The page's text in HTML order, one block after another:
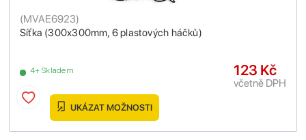
Síťka (300x300mm, 6 plastových háčků)
(MVAE6923)
4+ Skladem 123 Kč
včetně DPH
UKÁZAT MOŽNOSTI